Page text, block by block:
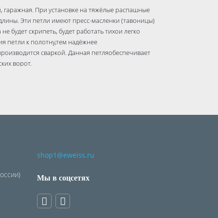
При установке на тяжёлые распашные
Эти петли имеют пресс-масленки (тавоницы)
будет скрипеть, будет работать тихои легко
петли к полотну,тем надёжнее
сваркой. Данная петляобеспечивает
ворот.
шкафы, ящики для инструментов)
shop1@eweiss.ru
Мы в соцсетях